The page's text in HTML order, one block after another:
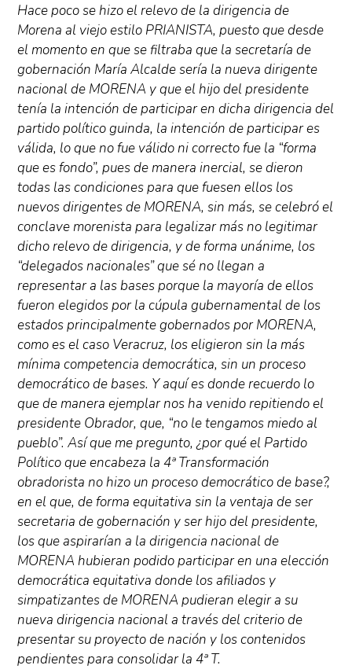
Hace poco se hizo el relevo de la dirigencia de
Morena al viejo estilo PRIANISTA, puesto que desde
el momento en que se filtraba que la secretaría de
gobernación María Alcalde sería la nueva dirigente
nacional de MORENA y que el hijo del presidente
tenía la intención de participar en dicha dirigencia del
partido político guinda, la intención de participar es
válida, lo que no fue válido ni correcto fue la “forma
que es fondo”, pues de manera inercial, se dieron
todas las condiciones para que fuesen ellos los
nuevos dirigentes de MORENA, sin más, se celebró el
conclave morenista para legalizar más no legitimar
dicho relevo de dirigencia, y de forma unánime, los
“delegados nacionales” que sé no llegan a
representar a las bases porque la mayoría de ellos
fueron elegidos por la cúpula gubernamental de los
estados principalmente gobernados por MORENA,
como es el caso Veracruz, los eligieron sin la más
mínima competencia democrática, sin un proceso
democrático de bases. Y aquí es donde recuerdo lo
que de manera ejemplar nos ha venido repitiendo el
presidente Obrador, que, “no le tengamos miedo al
pueblo”. Así que me pregunto, ¿por qué el Partido
Político que encabeza la 4ª Transformación
obradorista no hizo un proceso democrático de base?,
en el que, de forma equitativa sin la ventaja de ser
secretaria de gobernación y ser hijo del presidente,
los que aspirarían a la dirigencia nacional de
MORENA hubieran podido participar en una elección
democrática equitativa donde los afiliados y
simpatizantes de MORENA pudieran elegir a su
nueva dirigencia nacional a través del criterio de
presentar su proyecto de nación y los contenidos
pendientes para consolidar la 4ª T.